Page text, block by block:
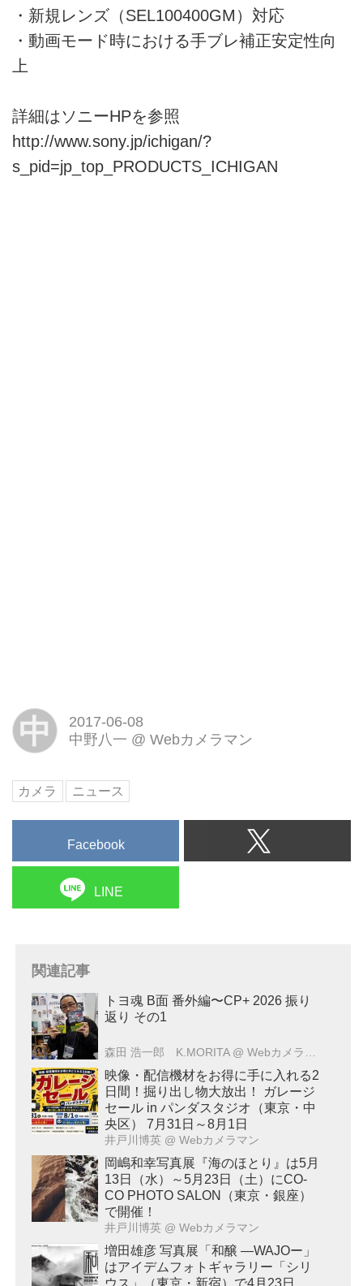
・新規レンズ（SEL100400GM）対応
・動画モード時における手ブレ補正安定性向
上
詳細はソニーHPを参照
http://www.sony.jp/ichigan/?
s_pid=jp_top_PRODUCTS_ICHIGAN
中
2017-06-08
中野八一 @ Webカメラマン
カメラ ニュース
Facebook
LINE
関連記事
トヨ魂 B面 番外編〜CP+ 2026 振り
返り その1
森田 浩一郎 K.MORITA @ Webカメラマン
映像・配信機材をお得に手に入れる2
日間！掘り出し物大放出！ ガレージ
セール in パンダスタジオ（東京・中
央区） 7月31日～8月1日
井戸川博英 @ Webカメラマン
岡嶋和幸写真展『海のほとり』は5月
13日（水）～5月23日（土）にCO-
CO PHOTO SALON（東京・銀座）
で開催！
井戸川博英 @ Webカメラマン
増田雄彦 写真展「和醸 ―WAJOー」
はアイデムフォトギャラリー「シリ
ウス」（東京・新宿）で4月23日